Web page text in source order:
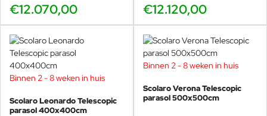
Exclusief hoes:
Een hoogwaardige parasolhoes kan bij de
opties worden geselcteerd.
Duurzaam, weerbestendig en onderhoudsvriendelijk.
Geschikt voor intensief proffesioneel gebruik en grotere
buitenruimtes waar duurzaamheid en stabiliteit essentieel
zijn.
Let op: de
prijs is exclusief parasolvoet. Vergeet daarom niet om
in de opties ook de juiste voet te selecteren, zodat je parasol altijd
€12.070,00 €12.120,00
Binnen 2 - 8 weken in huis
Scolaro Leonardo Telescopic
parasol 400x400cm
Binnen 2 - 8 weken in huis
Scolaro Verona Telescopic
parasol 500x500cm